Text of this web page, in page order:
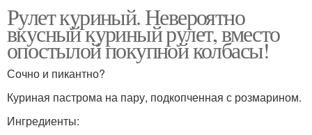
Рулет куриный. Невероятно
вкусный куриный рулет, вместо
опостылой покупной колбасы!
Сочно и пикантно?
Куриная пастрома на пару, подкопченная с розмарином.
Ингредиенты: